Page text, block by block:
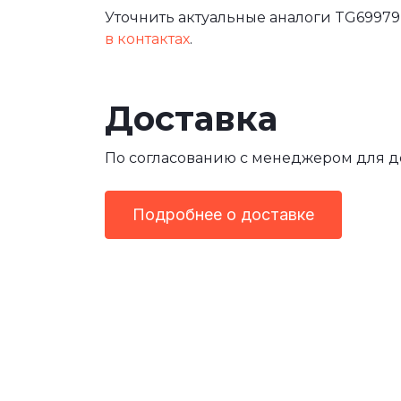
Уточнить актуальные аналоги
в контактах.
Доставка
По согласованию с менеджером для
Подробнее о доставке